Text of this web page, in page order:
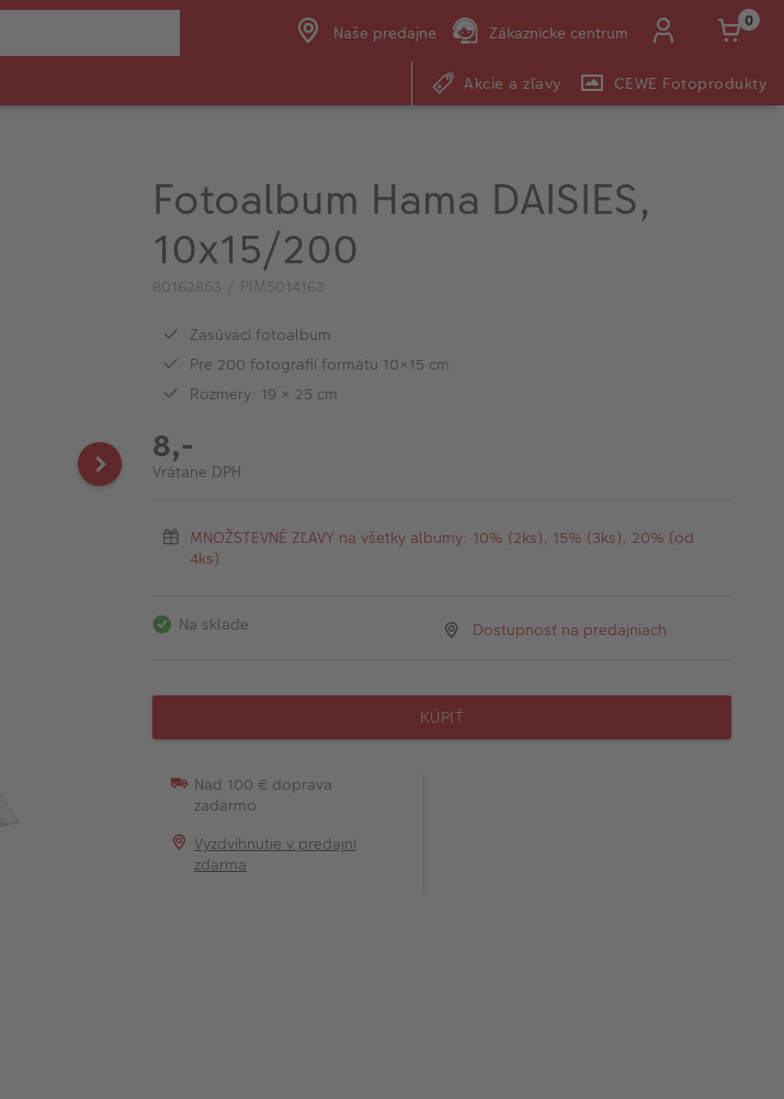
Naše predajne Zákaznícke centrum
0
Akcie a zľavy CEWE Fotoprodukty
Fotoalbum Hama DAISIES,
10x15/200
80162853 / PIM5014163
Zasúvací fotoalbum
Pre 200 fotografií formátu 10×15 cm
Rozmery: 19 × 25 cm
8,-
Vrátane DPH
MNOŽSTEVNÉ ZĽAVY na všetky albumy: 10% (2ks), 15% (3ks), 20% (od
4ks)
Na sklade Dostupnosť na predajniach
KÚPIŤ
Nad 100 € doprava
zadarmo
Vyzdvihnutie v predajni
zdarma